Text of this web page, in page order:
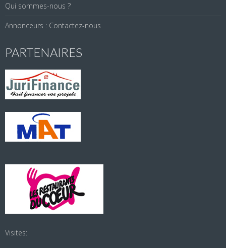
Qui sommes-nous ?
Annonceurs : Contactez-nous
PARTENAIRES
Visites: